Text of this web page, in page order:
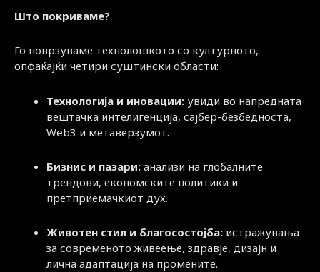
Што покриваме?
Го поврзуваме технолошкото со културното,
опфаќајќи четири суштински области:
Технологија и иновации: увиди во напредната
вештачка интелигенција, сајбер-безбедноста,
Web3 и метаверзумот.
Бизнис и пазари: анализи на глобалните
трендови, економските политики и
претприемачкиот дух.
Животен стил и благосостојба: истражувања
за современото живеење, здравје, дизајн и
лична адаптација на промените.